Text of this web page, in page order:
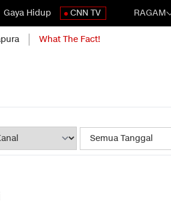
Gaya Hidup CNN TV RAGAM
What The Fact!